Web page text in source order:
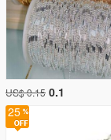
US$ 0.15 0.1
25